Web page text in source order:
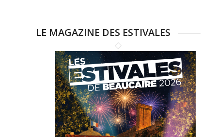
LE MAGAZINE DES ESTIVALES